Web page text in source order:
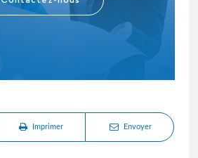
Imprimer Envoyer